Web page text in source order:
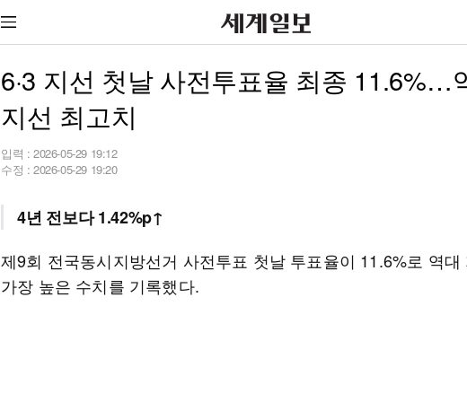
6·3 지선 첫날 사전투표율 최종 11.6%…
지선 최고치
입력 : 2026-05-29 19:12
수정 : 2026-05-29 19:20
4년 전보다 1.42%p↑
제9회 전국동시지방선거 사전투표 첫날 투표율이 11.6%로 역대
가장 높은 수치를 기록했다.